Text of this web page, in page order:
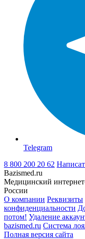
Telegram
8 800 200 20 62
Bazismed.ru
Медицинский
России
О компании Реквизиты
конфиденциальности
потом! Удаление
bazismed.ru Система
Полная версия сайта